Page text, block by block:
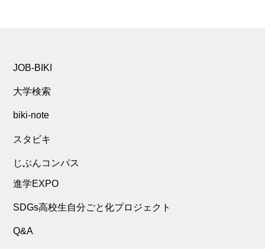
JOB-BIKI
大学検索
biki-note
スタビキ
じぶんコンパス
進学EXPO
SDGs高校生自分ごと化プロジェクト
Q&A